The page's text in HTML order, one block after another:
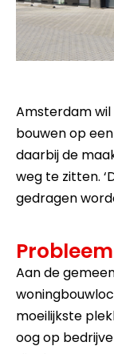
Amsterdam
bouwen op
daarbij de
weg te zitten.
gedragen
Probleem
Aan de
moeilijkste
oog op